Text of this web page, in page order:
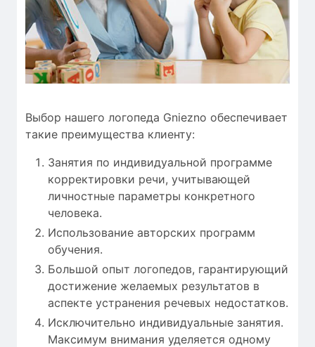
Выбор нашего логопеда Gniezno обеспечивает
такие преимущества клиенту:
Занятия по индивидуальной программе
корректировки речи, учитывающей
личностные параметры конкретного
человека.
Использование авторских программ
обучения.
Большой опыт логопедов, гарантирующий
достижение желаемых результатов в
аспекте устранения речевых недостатков.
Исключительно индивидуальные занятия.
Максимум внимания уделяется одному